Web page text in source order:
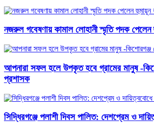
নজরুল গবেষণায় কামাল লোহানী স্মৃতি পদক পেলেন
আপনারা সফল হলে উপকৃত হবে গ্রামের মানুষ -
প্রশাসক
সিদ্ধিরগঞ্জে পলাশী দিবস পালিত: দেশপ্রেম ও